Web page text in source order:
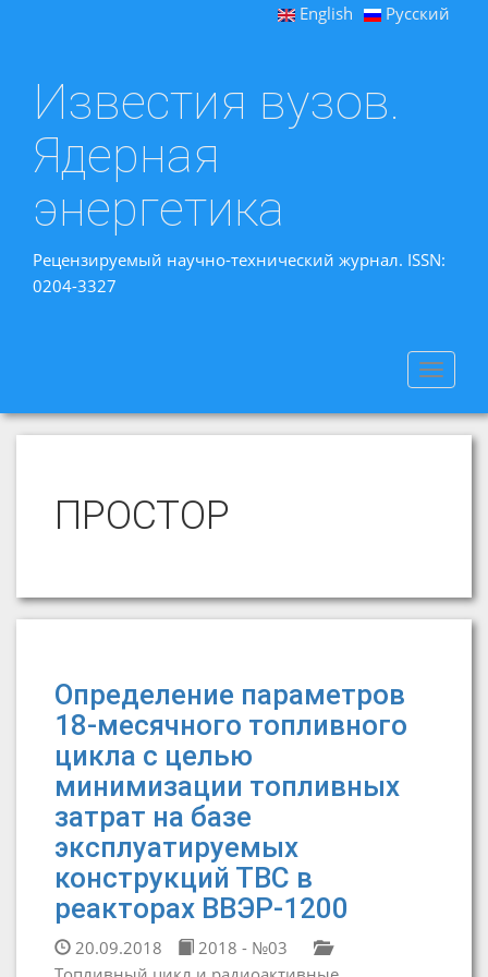
English Русский
Известия вузов.
Ядерная
энергетика
Рецензируемый научно-технический журнал. ISSN:
0204-3327
Toggle
ПРОСТОР
Определение параметров
18-месячного топливного
цикла с целью
минимизации топливных
затрат на базе
эксплуатируемых
конструкций ТВС в
реакторах ВВЭР-1200
20.09.2018
2018 - №03